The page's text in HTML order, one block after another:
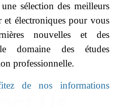
une sélection des meilleurs
et électroniques pour vous
nouvelles et des
domaine des études
professionnelle.
de nos informations